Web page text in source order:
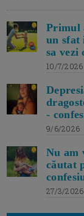
Primul
un sfat
sa vezi
10/7/2026
-
9/6/2026
Nu am
căutat
27/3/2026